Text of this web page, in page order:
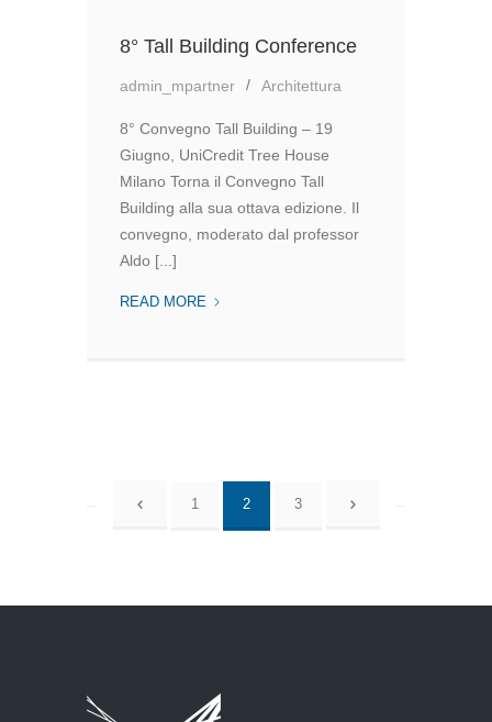
8° Tall Building Conference
admin_mpartner Architettura
8° Convegno Tall Building – 19
Giugno, UniCredit Tree House
Milano Torna il Convegno Tall
Building alla sua ottava edizione. Il
convegno, moderato dal professor
Aldo [...]
READ MORE
1 2 3